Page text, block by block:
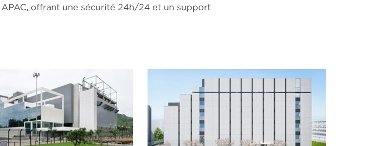
offrant une sécurité 24h/24 et un support